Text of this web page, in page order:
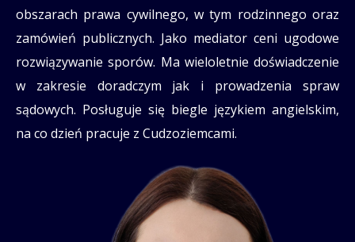
obszarach prawa cywilnego, w tym rodzinnego oraz
zamówień publicznych. Jako mediator ceni ugodowe
rozwiązywanie sporów. Ma wieloletnie doświadczenie
w zakresie doradczym jak i prowadzenia spraw
sądowych. Posługuje się biegle językiem angielskim,
na co dzień pracuje z Cudzoziemcami.